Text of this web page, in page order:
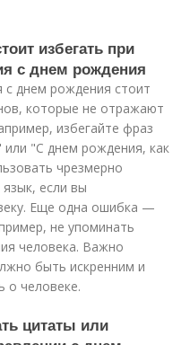
избегать при
с днем рождения
с днем рождения стоит
которые не отражают
избегайте фраз
"С днем рождения, как
чрезмерно
если вы
Еще одна ошибка —
не упоминать
человека. Важно
быть искренним и
о человеке.
цитаты или